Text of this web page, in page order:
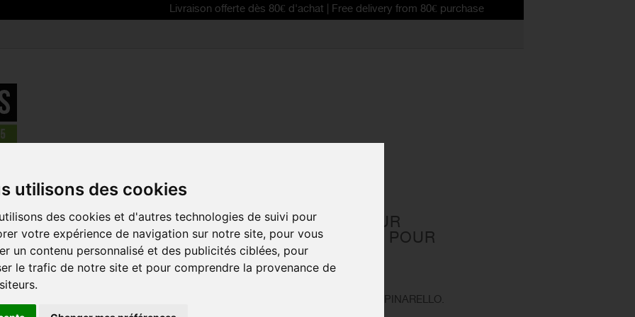
utilisons des cookies
des cookies et d'autres technologies de suivi pour
votre expérience de navigation sur notre site, pour vous
un contenu personnalisé et des publicités ciblées, pour
le trafic de notre site et pour comprendre la provenance de
Livraison offerte dès 80€ d'achat | Free delivery from 80€ purchase
arrière > Patte de dérailleur arrière Pinarello pour Dogma F
PATTE DE DÉRAILLEUR
ARRIÈRE PINARELLO POUR
DOGMA F
Référence : PSRDH0005AM
Patte de dérailleur arrière d'origine PINARELLO.